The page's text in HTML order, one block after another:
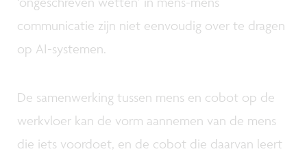
communicatie zijn niet eenvoudig over te dragen
op AI-systemen.
De samenwerking tussen mens en cobot op de
werkvloer kan de vorm aannemen van de mens
die iets voordoet, en de cobot die daarvan leert